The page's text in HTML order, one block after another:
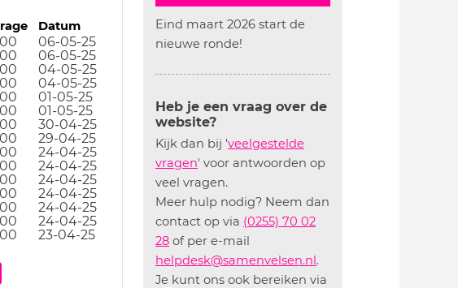
Datum
06-05-25
06-05-25
04-05-25
04-05-25
01-05-25
01-05-25
30-04-25
29-04-25
24-04-25
24-04-25
24-04-25
24-04-25
24-04-25
24-04-25
23-04-25
Eind maart 2026 start de
nieuwe ronde!
Heb je een vraag over de
website?
Kijk dan bij 'veelgestelde
vragen' voor antwoorden op
veel vragen.
Meer hulp nodig? Neem dan
contact op via (0255) 70 02
28 of per e-mail
helpdesk@samenvelsen.nl.
Je kunt ons ook bereiken via